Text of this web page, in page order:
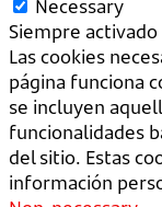
Necessary
Siempre activado
Las cookies
página funciona
se incluyen
funcionalidades
del sitio. Estas
información